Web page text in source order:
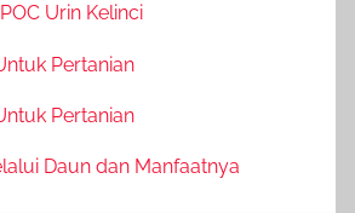
Urin Kelinci
Pertanian
Pertanian
Daun dan Manfaatnya